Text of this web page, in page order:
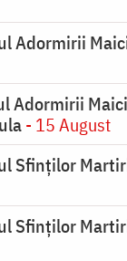
Adormirii
Adormirii
- 15 August
Sfinților
Sfinților